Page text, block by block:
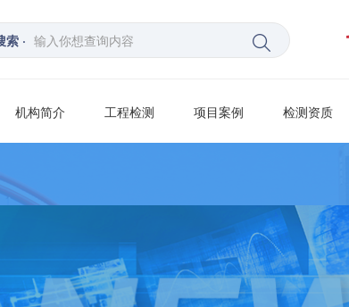
索 ·
机构简介 工程检测 项目案例 检测资质